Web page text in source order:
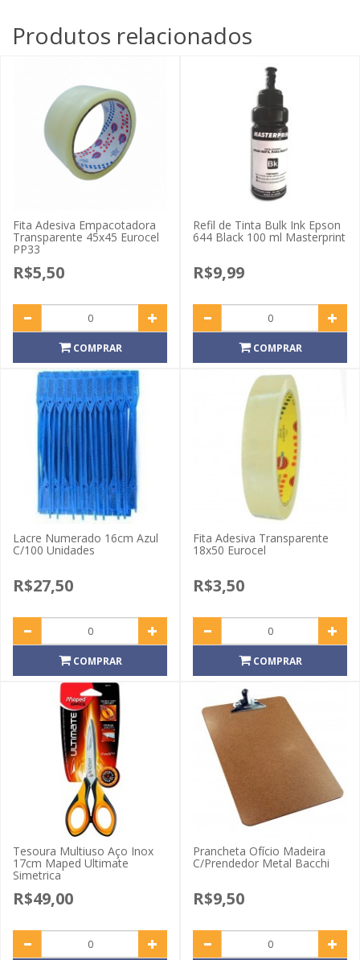
Produtos relacionados
Fita Adesiva Empacotadora
Transparente 45x45 Eurocel
PP33
R$5,50
COMPRAR
Refil de Tinta Bulk Ink Epson
644 Black 100 ml Masterprint
R$9,99
COMPRAR
Lacre Numerado 16cm Azul
C/100 Unidades
R$27,50
COMPRAR
Fita Adesiva Transparente
18x50 Eurocel
R$3,50
COMPRAR
Tesoura Multiuso Aço Inox
17cm Maped Ultimate
Simetrica
R$49,00
Prancheta Ofício Madeira
C/Prendedor Metal Bacchi
R$9,50